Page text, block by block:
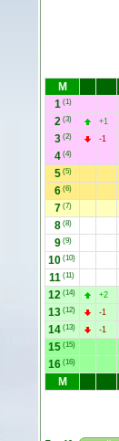
М
1 (1)
2 (3) +1
3 (2) -1
4 (4)
5 (5)
6 (6)
7 (7)
8 (8)
9 (9)
10 (10)
11 (11)
12 (14) +2
13 (12) -1
14 (13) -1
15 (15)
16 (16)
М